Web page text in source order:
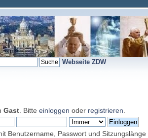
Webseite ZDW
Gast . Bitte einloggen oder registrieren
Benutzername, Passwort und Sitzungslänge